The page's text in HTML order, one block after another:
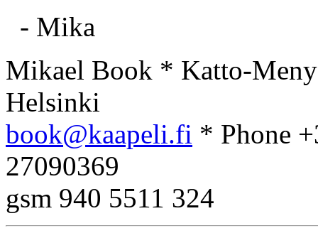
- Mika
Mikael Book * Katto-
Helsinki
book@kaapeli.fi * Phone
27090369
gsm 940 5511 324